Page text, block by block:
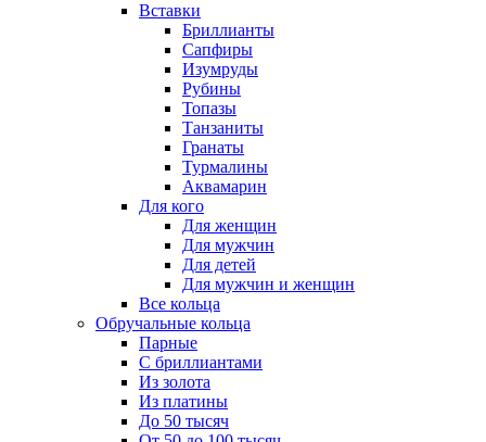
Вставки
Бриллианты
Сапфиры
Изумруды
Рубины
Топазы
Танзаниты
Гранаты
Турмалины
Аквамарин
Для кого
Для женщин
Для мужчин
Для детей
Для мужчин и женщин
Все кольца
Обручальные кольца
Парные
С бриллиантами
Из золота
Из платины
До 50 тысяч